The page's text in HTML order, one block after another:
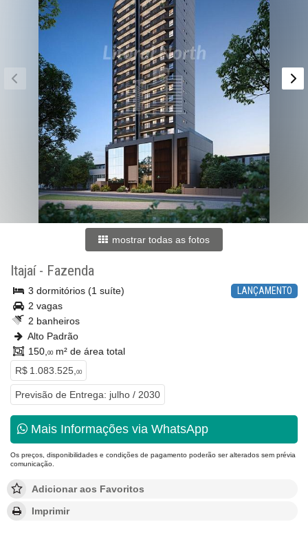
mostrar todas as fotos
Itajaí- Fazenda
LANÇAMENTO
3 dormitórios (1 suíte)
2 vagas
2 banheiros
Alto Padrão
150, 00m² de área total
R$ 1.083.525, 00
Previsão de Entrega: julho / 2030
Mais Informações via WhatsApp
Os preços, disponibilidades e condições de pagamento poderão ser alterados sem prévia
comunicação.
Adicionar aos Favoritos
Imprimir